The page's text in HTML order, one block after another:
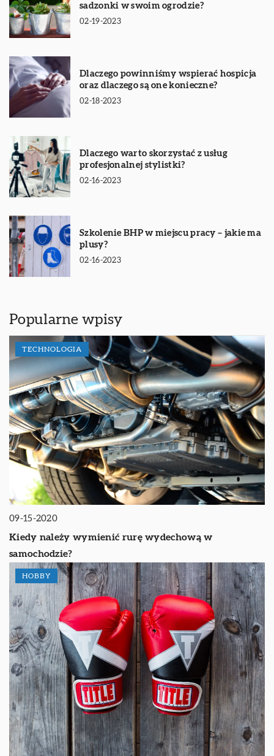
sadzonki w swoim ogrodzie?
02-19-2023
Dlaczego powinniśmy wspierać hospicja
oraz dlaczego są one konieczne?
02-18-2023
Dlaczego warto skorzystać z usług
profesjonalnej stylistki?
02-16-2023
Szkolenie BHP w miejscu pracy – jakie ma
plusy?
02-16-2023
Popularne wpisy
TECHNOLOGIA
09-15-2020
Kiedy należy wymienić rurę wydechową w
samochodzie?
HOBBY